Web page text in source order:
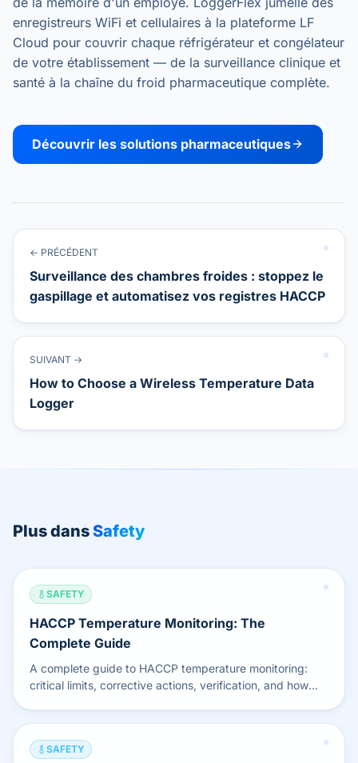
enregistreurs WiFi et cellulaires à la plateforme LF
Cloud pour couvrir chaque réfrigérateur et congélateur
de votre établissement — de la surveillance clinique et
santé à la chaîne du froid pharmaceutique complète.
Découvrir les solutions pharmaceutiques
← PRÉCÉDENT
Surveillance des chambres froides : stoppez le
gaspillage et automatisez vos registres HACCP
SUIVANT →
How to Choose a Wireless Temperature Data
Logger
Plus dansSafety
SAFETY
HACCP Temperature Monitoring: The
Complete Guide
A complete guide to HACCP temperature monitoring:
critical limits, corrective actions, verification, and how
SAFETY